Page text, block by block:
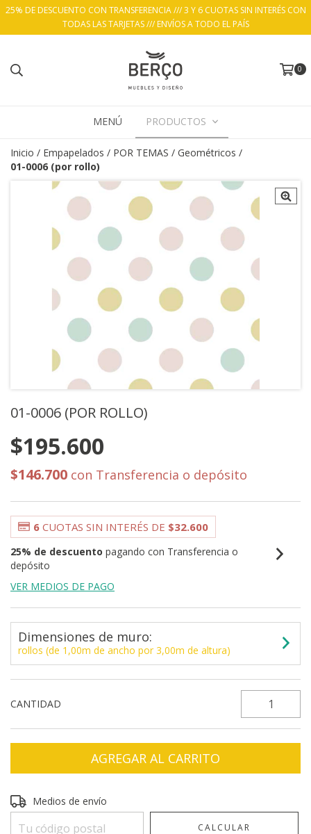
25% DE DESCUENTO CON TRANSFERENCIA /// 3 Y 6 CUOTAS SIN INTERÉS CON
TODAS LAS TARJETAS /// ENVÍOS A TODO EL PAÍS
0
MENÚ PRODUCTOS
Inicio / Empapelados / POR TEMAS / Geométricos /
01-0006 (por rollo)
01-0006 (POR ROLLO)
$195.600
$146.700 con Transferencia o depósito
6 CUOTAS SIN INTERÉS DE $32.600
25% de descuento pagando con Transferencia o
depósito
VER MEDIOS DE PAGO
Dimensiones de muro:
rollos (de 1,00m de ancho por 3,00m de altura)
CANTIDAD
Entregas para el CP:
Medios de envío
CALCULAR